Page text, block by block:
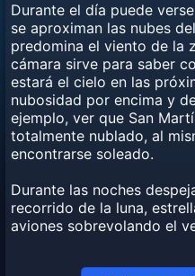
Durante el día puede
se aproximan las nubes
predomina el viento de la
cámara sirve para saber
estará el cielo en las
nubosidad por encima y
ejemplo, ver que San
totalmente nublado, al
encontrarse soleado.
Durante las noches
recorrido de la luna,
aviones sobrevolando el